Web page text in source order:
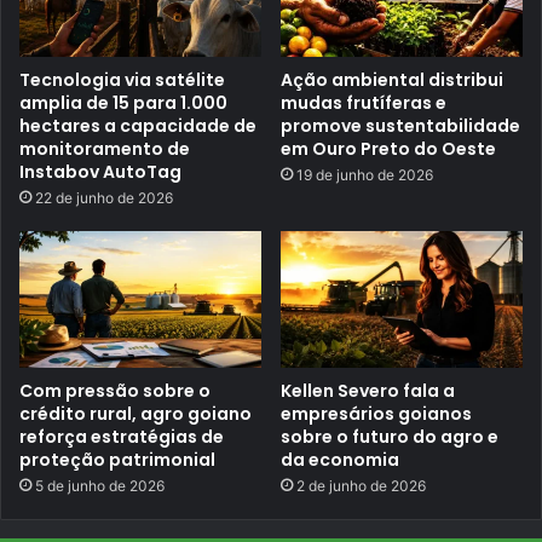
n
o
à
s
o
r
i
g
e
n
e
m
G
o
i
â
n
i
a
o
d
e
2
0
2
6
,
S
e
t
a
-
f
e
i
r
a
Tecnologia via satélite
amplia de 15 para 1.000
hectares a capacidade de
monitoramento de
Instabov AutoTag
22 de junho de 2026
Ação ambiental distribui
mudas frutíferas e
promove sustentabilidade
em Ouro Preto do Oeste
19 de junho de 2026
Com pressão sobre o
crédito rural, agro goiano
reforça estratégias de
proteção patrimonial
5 de junho de 2026
Kellen Severo fala a
empresários goianos
sobre o futuro do agro e
da economia
2 de junho de 2026